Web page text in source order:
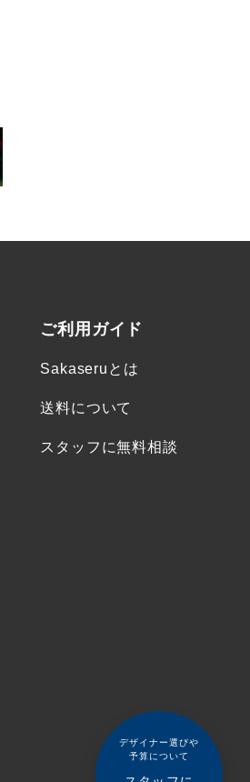
デザイナー選びや
予算について
ご利用ガイド
Sakaseruとは
送料について
スタッフに無料相談